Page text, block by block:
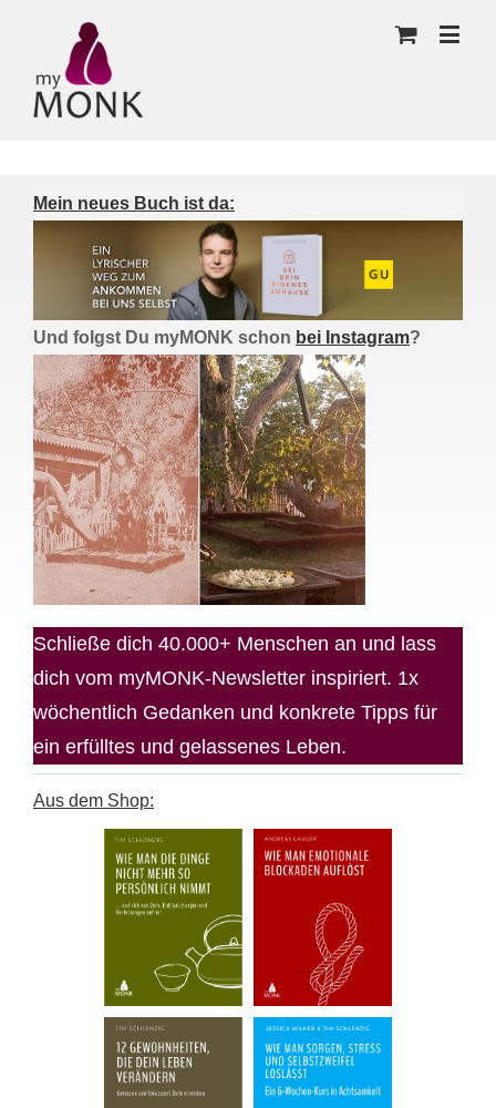
Mein neues Buch ist da:
Und folgst Du myMONK schon bei Instagram?
Schließe dich 40.000+ Menschen an und lass
dich vom myMONK-Newsletter inspiriert. 1x
wöchentlich Gedanken und konkrete Tipps für
ein erfülltes und gelassenes Leben.
Aus dem Shop: